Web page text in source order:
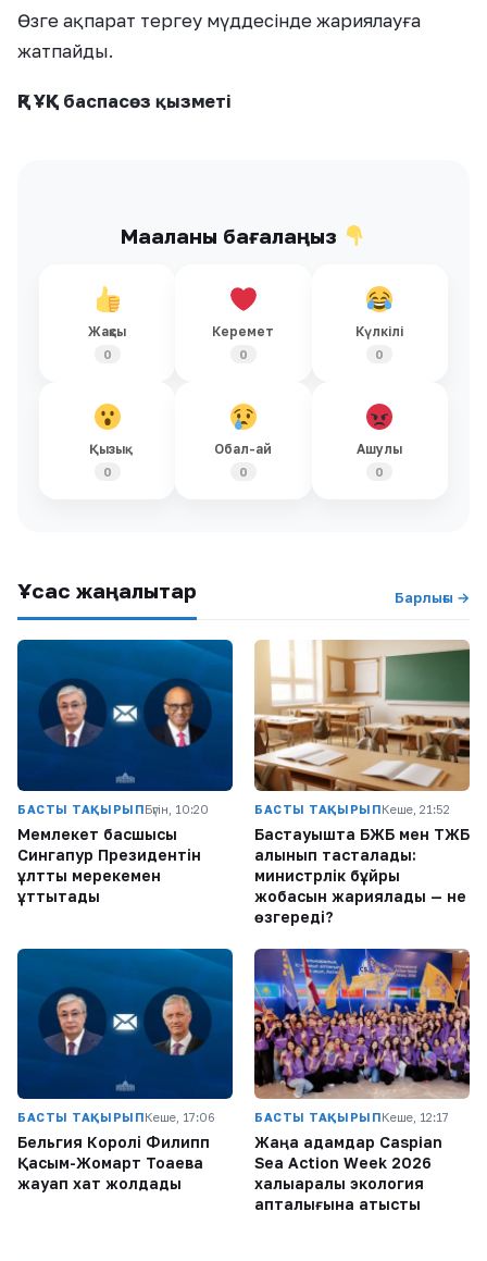
Өзге ақпарат тергеу мүддесінде жариялауға
жатпайды.
ҚР ҰҚК баспасөз қызметі
Мақаланы бағалаңыз
Жақсы
0
Керемет
0
Күлкілі
0
Қызық
0
Обал-ай
0
Ашулы
0
Ұқсас жаңалықтар Барлығы →
БАСТЫ ТАҚЫРЫПБүгін, 10:20
Мемлекет басшысы
Сингапур Президентін
ұлттық мерекемен
құттықтады
БАСТЫ ТАҚЫРЫПКеше, 21:52
Бастауышта БЖБ мен ТЖБ
алынып тасталады:
министрлік бұйрық
жобасын жариялады — не
өзгереді?
БАСТЫ ТАҚЫРЫПКеше, 17:06
Бельгия Королі Филипп
Қасым-Жомарт Тоқаевқа
жауап хат жолдады
БАСТЫ ТАҚЫРЫПКеше, 12:17
Жаңа адамдар Caspian
Sea Action Week 2026
халықаралық экология
апталығына қатысты